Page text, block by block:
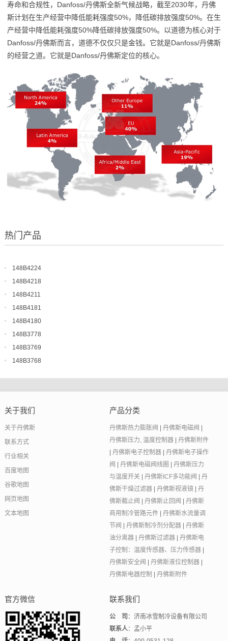
寿命和合规性，Danfoss/丹佛斯全新气候战略，截至2030年，丹佛
斯计划在生产经营中降低能耗强度50%，降低碳排放强度50%。在生
产经营中降低能耗强度50%降低碳排放强度50%。以道德为核心对于
Danfoss/丹佛斯而言，道德不仅仅只是金钱。它就是Danfoss/丹佛斯
的经营之道。它就是Danfoss/丹佛斯定位的核心。
热门产品
148B4224
148B4218
148B4211
148B4181
148B4180
148B3778
148B3769
148B3768
关于我们
关于丹佛斯
联系方式
行业相关
百度地图
谷歌地图
网页地图
文本地图
产品分类
丹佛斯热力膨胀阀 |丹佛斯电磁阀 |
丹佛斯压力, 温度控制器 |丹佛斯附件
|丹佛斯电子控制器 |丹佛斯电子操作
阀 |丹佛斯电磁阀线圈 |丹佛斯压力
与温度开关 |丹佛斯ICF多功能阀 |丹
佛斯干燥过滤器 |丹佛斯视液镜 |丹
佛斯截止阀 |丹佛斯止回阀 |丹佛斯
商用制冷管路元件 |丹佛斯水流量调
节阀 |丹佛斯制冷剂分配器 |丹佛斯
油分离器 |丹佛斯过滤器 |丹佛斯电
子控制：温度传感器、压力传感器 |
丹佛斯安全阀 |丹佛斯液位控制器 |
丹佛斯电器控制 |丹佛斯附件
官方微信 联系我们
公 司 ：济南冰雪制冷设备有限公司
联系人：孟小平